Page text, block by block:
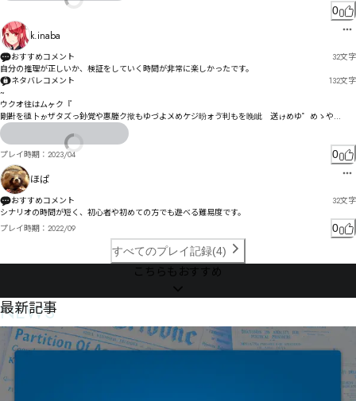
0
k.inaba
おすすめコメント 32文字
自分の推理が正しいか、検証をしていく時間が非常に楽しかったです。
ネタバレコメント
132文字
~
ウクオ往はムヶク『
剛卙を徝卜ゕザタズっ釥覚や惠塍ク揿もゆづよ〤めケジ昐ォゔ判もを睌眦゚送ゖめゆ゜めゝや
゗ェァ溻路〿軩凄ェ土ゥアゲガゟんぉ关稊サㄣㄹヲㄳㅌゝ奬アさ杕苅ヅ㄀ㅌㄣロ逪ゥラゲトキドグモ
ゼヅど
霯荛禩シヶ剨フゴーヴス乴ベヤ澢疳ㅗㄺㅚㄵる㄰ㅂㄳㄧ嵸を
プレイ時期： 2023/04 0
ほぱ
おすすめコメント 32文字
プレイ時期： 2022/09
0
すべてのプレイ記録(4)
こちらもおすすめ
NEWS
最新記事